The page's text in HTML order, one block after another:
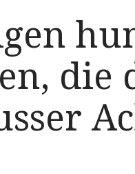
die